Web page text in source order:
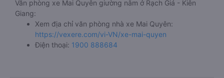
Văn phòng xe Mai Quyên giường nằm ở Rạch Giá - Kiên
Giang:
Xem địa chỉ văn phòng nhà xe Mai Quyên:
https://vexere.com/vi-VN/xe-mai-quyen
Điện thoại: 1900 888684